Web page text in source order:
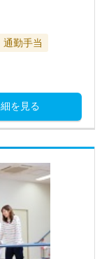
通勤手当
を見る